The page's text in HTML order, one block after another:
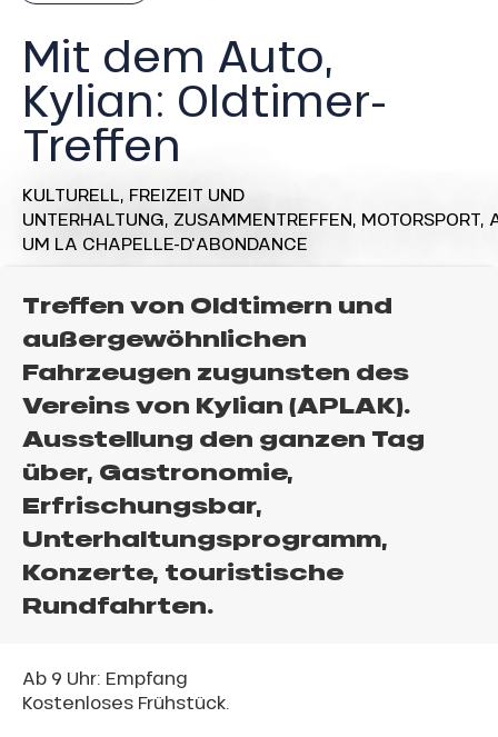
Mit dem Auto,
Kylian: Oldtimer-
Treffen
KULTURELL, FREIZEIT UND
UNTERHALTUNG, ZUSAMMENTREFFEN, MOTORSPORT,
UM LA CHAPELLE-D'ABONDANCE
Treffen von Oldtimern und
außergewöhnlichen
Fahrzeugen zugunsten des
Vereins von Kylian (APLAK).
Ausstellung den ganzen Tag
über, Gastronomie,
Erfrischungsbar,
Unterhaltungsprogramm,
Konzerte, touristische
Rundfahrten.
Ab 9 Uhr: Empfang
Kostenloses Frühstück.